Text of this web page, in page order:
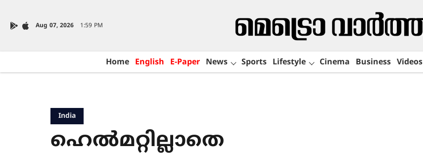
Aug 07, 2026 1:59 PM
Home English E-Paper News Sports Lifestyle Cinema Business Videos
India
ഹെൽമറ്റില്ലാതെ